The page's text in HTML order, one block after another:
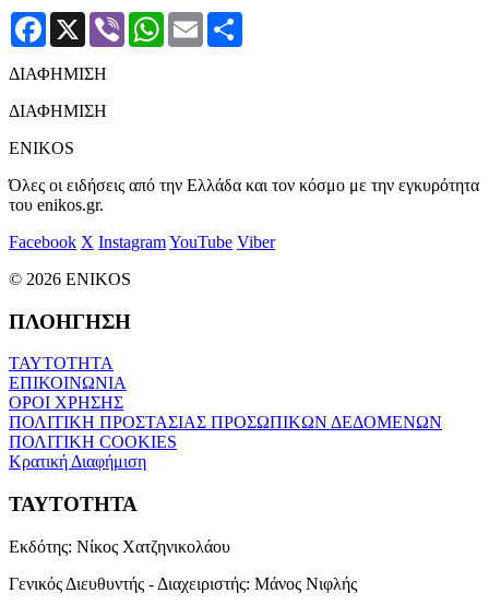
Facebook
X Viber WhatsApp
Email
ΔΙΑΦΗΜΙΣΗ
ΔΙΑΦΗΜΙΣΗ
ENIKOS
Όλες οι ειδήσεις από την Ελλάδα και τον κόσμο με την εγκυρότητα
του enikos.gr.
Facebook X InstagramYouTube Viber
© 2026 ENIKOS
ΠΛΟΗΓΗΣΗ
ΤΑΥΤΟΤΗΤΑ
ΕΠΙΚΟΙΝΩΝΙΑ
ΟΡΟΙ ΧΡΗΣΗΣ
ΠΟΛΙΤΙΚΗ ΠΡΟΣΤΑΣΙΑΣ ΠΡΟΣΩΠΙΚΩΝ ΔΕΔΟΜΕΝΩΝ
ΠΟΛΙΤΙΚΗ COOKIES
Κρατική Διαφήμιση
ΤΑΥΤΟΤΗΤΑ
Εκδότης: Νίκος Χατζηνικολάου
Γενικός Διευθυντής - Διαχειριστής: Μάνος Νιφλής